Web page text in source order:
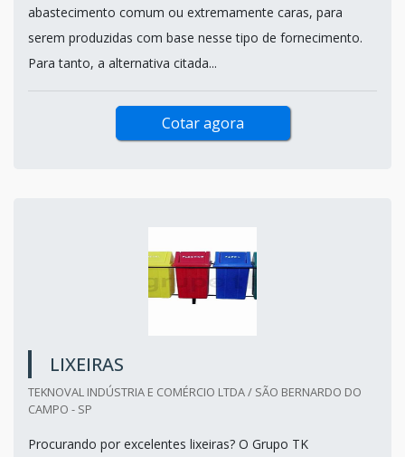
abastecimento comum ou extremamente caras, para
serem produzidas com base nesse tipo de fornecimento.
Para tanto, a alternativa citada...
Cotar agora
LIXEIRAS
TEKNOVAL INDÚSTRIA E COMÉRCIO LTDA / SÃO BERNARDO DO
CAMPO - SP
Procurando por excelentes lixeiras? O Grupo TK